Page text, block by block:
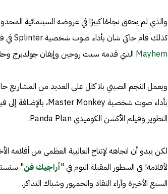
كذلك قام جاكي شان بأداء صوت شخصية Splinter في فيلم
Mayhem الذي قدمه سيث روجين وإيفان جولدبرج وحقق إيرادات تبلغ 180.5 مليون
التطوير وفيلم الأكشن الكوميدي Panda Plan.
لكن يبدو أن اتجاهه لإنتاج الغالبية العظمى من أفلامه
لأفلامه! في السطور المقبلة اليوم في "أراجيك فن"
السبع الأخيرة وآراء النقاد والجمهور وشباك التذاكر.